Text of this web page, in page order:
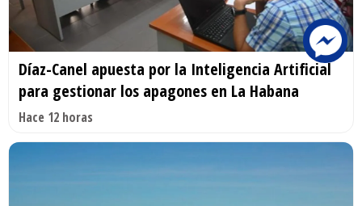
Díaz-Canel apuesta por la Inteligencia Artificial
para gestionar los apagones en La Habana
Hace 12 horas